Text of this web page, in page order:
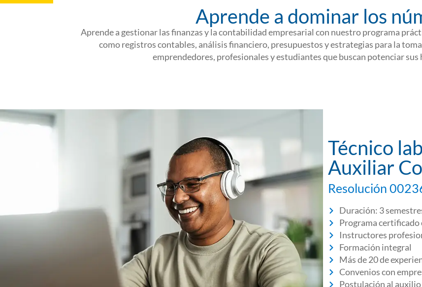
Aprende a dominar los
Aprende a gestionar las finanzas y la contabilidad empresarial con nuestro programa
como registros contables, análisis financiero, presupuestos y estrategias para la
emprendedores, profesionales y estudiantes que buscan potenciar
Técnico
Auxiliar
Resolución
Duración: 3
Programa certificado
Instructores
Formación integral
Más de 20 de
Convenios con
Postulación al